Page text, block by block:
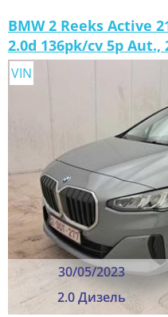
BMW 2 Reeks Active
2.0d 136pk/cv 5p Aut.,
30/05/2023
2.0 Дизель
VIN